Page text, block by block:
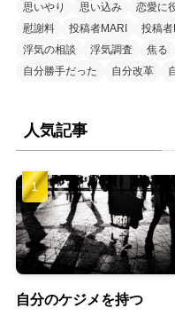
思いやり
思い込み 恋愛に
慰謝料
投稿者MARI 投稿
浮気の相談
浮気調査 焦る
自分勝手だった
自分改革
人気記事
自分のケジメを持つ